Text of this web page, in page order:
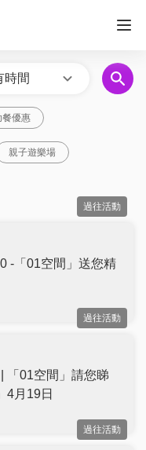
時間
餐優惠
親子遊樂場
過往活動
-「01空間」送您精
過往活動
「01空間」請您睇
4月19日
過往活動